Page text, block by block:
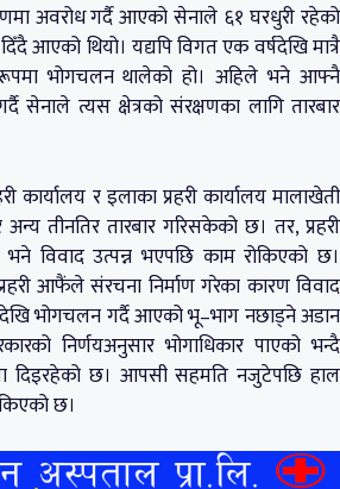
अवरोध गर्दै आएको सेनाले ६१ घरधुरी रहेको
आएको थियो। यद्यपि विगत एक वर्षदेखि मात्रै
रूपमा भोगचलन थालेको हो। अहिले भने आफ्नै
सेनाले त्यस क्षेत्रको संरक्षणका लागि तारबार
कार्यालय र इलाका प्रहरी कार्यालय मालाखेती
तीनतिर तारबार गरिसकेको छ। तर, प्रहरी
भने विवाद उत्पन्न भएपछि काम रोकिएको छ।
आफैंले संरचना निर्माण गरेका कारण विवाद
भोगचलन गर्दै आएको भू–भाग नछाड्ने अडान
निर्णयअनुसार भोगाधिकार पाएको भन्दै
दिइरहेको छ। आपसी सहमति नजुटेपछि हाल
छ।